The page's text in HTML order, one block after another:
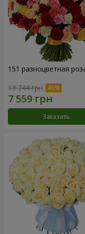
151 разноцветная
13 744 грн
Заказать